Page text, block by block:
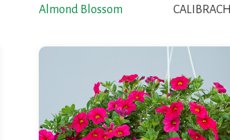
Almond Blossom